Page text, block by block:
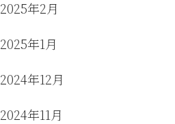
2025年2月
2025年1月
2024年12月
2024年11月